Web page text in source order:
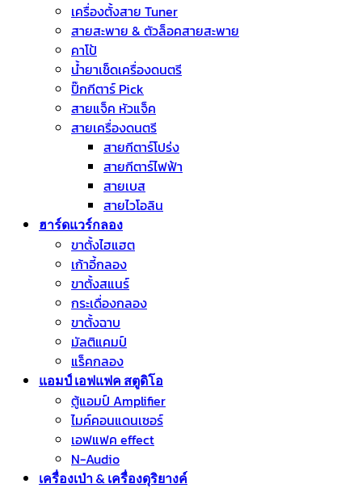
เครื่องตั้งสาย Tuner
สายสะพาย & ตัวล็อคสายสะพาย
คาโป้
น้ำยาเช็ดเครื่องดนตรี
ปิ๊กกีตาร์ Pick
สายแจ็ค หัวแจ็ค
สายเครื่องดนตรี
สายกีตาร์โปร่ง
สายกีตาร์ไฟฟ้า
สายเบส
สายไวโอลิน
ฮาร์ดแวร์กลอง
ขาตั้งไฮแฮต
เก้าอี้กลอง
ขาตั้งสแนร์
กระเดื่องกลอง
ขาตั้งฉาบ
มัลติแคมป์
แร็คกลอง
แอมป์ เอฟแฟค สตูดิโอ
ตู้แอมป์ Amplifier
ไมค์คอนแดนเซอร์
เอฟแฟค effect
N-Audio
เครื่องเป่า & เครื่องดุริยางค์